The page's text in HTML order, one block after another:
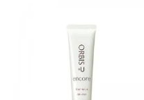
す。*1 メラニンの生成を抑え、シ
ミ・ソバカスを防ぐ*2 肌にハリを
与え若々しい印象*3 首のうるおい
ケアとして*4 ナイアシンアミド
目し、肌荒れを予防しながらうるお
いに満ちた美しい肌へと導きます。
ポーラ・オルビスグループ独自の肌
荒れ防止有効成分として、「DF-パ
ンテノール(*3)」を国内唯一(*4)、